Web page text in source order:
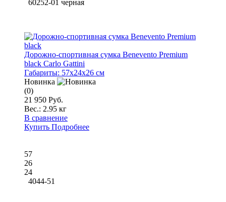
60252-01 черная
Дорожно-спортивная сумка Benevento Premium
black Carlo Gattini
Габариты: 57x24x26 см
Новинка
(0)
21 950 Руб.
Вес.: 2.95 кг
В сравнение
Купить Подробнее
57
26
24
4044-51